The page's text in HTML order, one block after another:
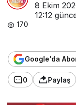
8 Ekim
12:12
170
Google'da
0 Paylaş